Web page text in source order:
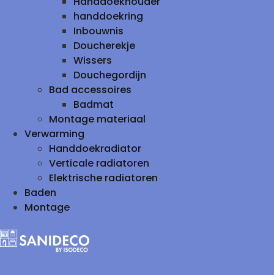
handdoekring
Inbouwnis
Doucherekje
Wissers
Douchegordijn
Bad accessoires
Badmat
Montage materiaal
Verwarming
Handdoekradiator
Verticale radiatoren
Elektrische radiatoren
Baden
Montage